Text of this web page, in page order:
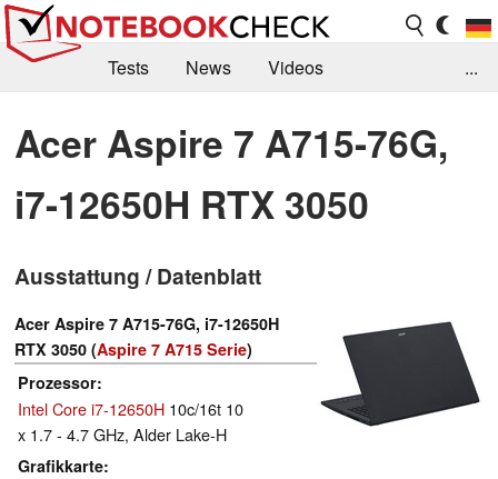
Tests News
Videos
Kaufberatung
Deals Suche
Jobs
Forum
...
Acer Aspire 7 A715-76G,
i7-12650H RTX 3050
Ausstattung / Datenblatt
Acer Aspire 7 A715-76G, i7-12650H
RTX 3050 (Aspire 7 A715 Serie)
Prozessor
Intel Core i7-12650H 10c/16t 10
x 1.7 - 4.7 GHz, Alder Lake-H
Grafikkarte